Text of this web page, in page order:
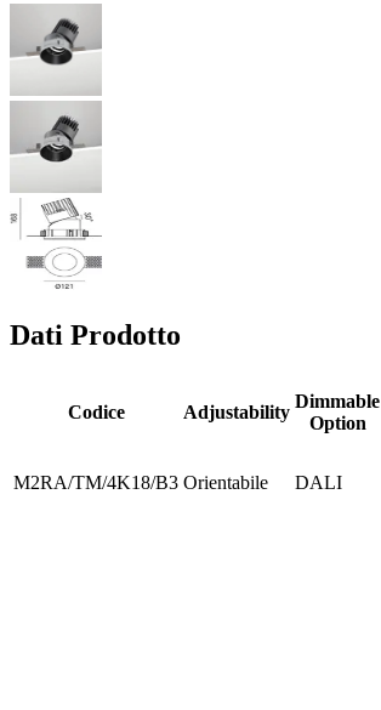
Dati Prodotto
Codice Adjustability
Dimmable
Option
M2RA/TM/4K18/B3 Orientabile DALI